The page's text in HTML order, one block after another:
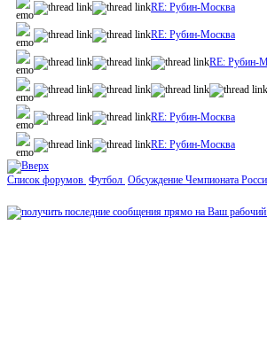
RE: Рубин-Москва
RE: Рубин-Москва
RE: Рубин-
RE: Рубин-Москва
RE: Рубин-Москва
Список форумов Футбол Обсуждение Чемпионата